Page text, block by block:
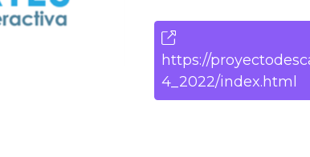
https://
4_2022/index.html